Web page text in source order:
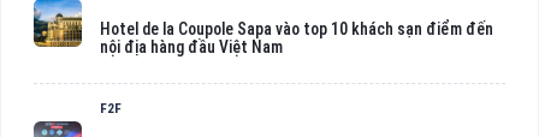
Hotel de la Coupole Sapa vào top 10 khách sạn điểm đến
nội địa hàng đầu Việt Nam
F2F